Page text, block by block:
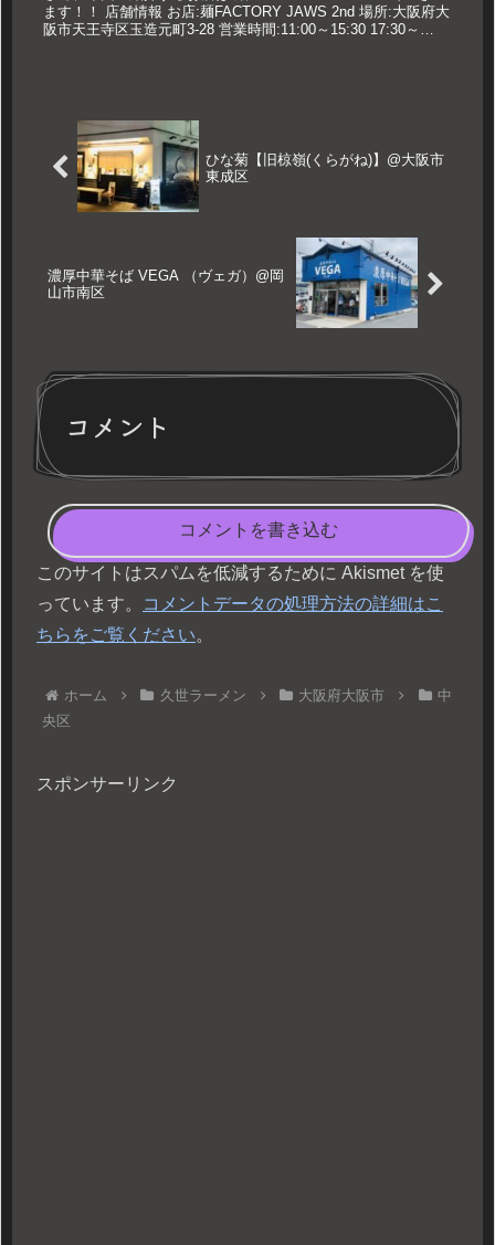
ます！！ 店舗情報 お店:麺FACTORY JAWS 2nd 場所:大阪府大
阪市天王寺区玉造元町3-28 営業時間:11:00～15:30 17:30～
ひな菊【旧椋嶺(くらがね)】@大阪市
東成区
濃厚中華そば VEGA （ヴェガ）@岡
山市南区
コメント
コメントを書き込む
このサイトはスパムを低減するために Akismet を使
っています。
コメントデータの処理方法の詳細はこ
ちらをご覧ください。
ホーム 久世ラーメン 大阪府大阪市
中
央区
スポンサーリンク